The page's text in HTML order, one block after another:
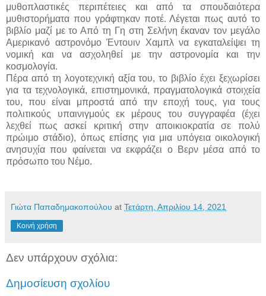
μυθοπλαστικές περιπέτειες και από τα σπουδαιότερα
μυθιστορήματα που γράφτηκαν ποτέ. Λέγεται πως αυτό το
βιβλίο μαζί με το Από τη Γη στη Σελήνη έκαναν τον μεγάλο
Αμερικανό αστρονόμο Έντουιν Χαμπλ να εγκαταλείψει τη
νομική και να ασχοληθεί με την αστρονομία και την
κοσμολογία.
Πέρα από τη λογοτεχνική αξία του, το βιβλίο έχει ξεχωρίσει
για τα τεχνολογικά, επιστημονικά, πραγματολογικά στοιχεία
του, που είναι μπροστά από την εποχή τους, για τους
πολιτικούς υπαινιγμούς εκ μέρους του συγγραφέα (έχει
λεχθεί πως ασκεί κριτική στην αποικιοκρατία σε πολύ
πρώιμο στάδιο), όπως επίσης για μια υπόγεια οικολογική
ανησυχία που φαίνεται να εκφράζει ο Βερν μέσα από το
πρόσωπο του Νέμο.
Γιώτα Παπαδημακοπούλου at Τετάρτη, Απριλίου 14, 2021
Κοινή χρήση
Δεν υπάρχουν σχόλια:
Δημοσίευση σχολίου